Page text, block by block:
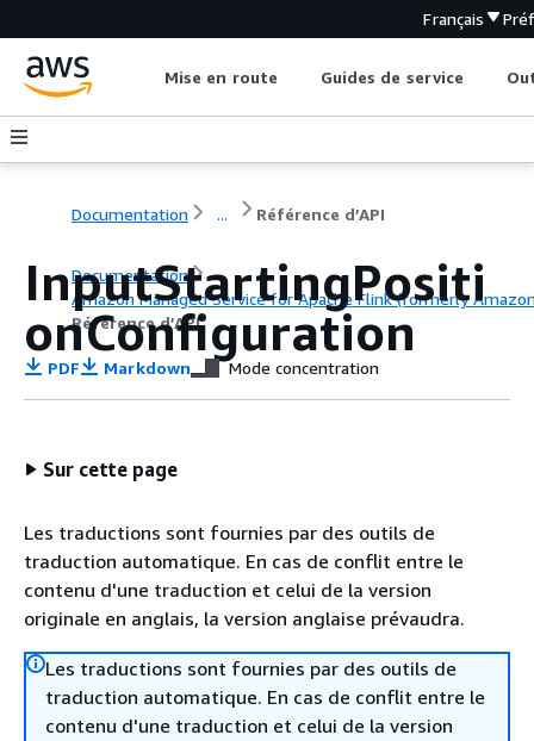
Français
Mise en route Guides de service
Documentation ... Référence d’API
Documentation
Amazon Managed Service for Apache Flink (formerly
Référence d’API
InputStartingPositi
onConfiguration
PDF Markdown Mode concentration
Sur cette page
Les traductions sont fournies par des outils de
traduction automatique. En cas de conflit entre le
contenu d'une traduction et celui de la version
originale en anglais, la version anglaise prévaudra.
Les traductions sont fournies par des outils de
traduction automatique. En cas de conflit entre le
contenu d'une traduction et celui de la version